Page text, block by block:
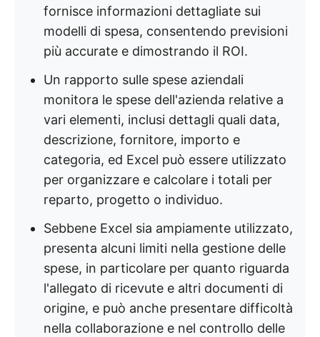
fornisce informazioni dettagliate sui
modelli di spesa, consentendo previsioni
più accurate e dimostrando il ROI.
Un rapporto sulle spese aziendali
monitora le spese dell'azienda relative a
vari elementi, inclusi dettagli quali data,
descrizione, fornitore, importo e
categoria, ed Excel può essere utilizzato
per organizzare e calcolare i totali per
reparto, progetto o individuo.
Sebbene Excel sia ampiamente utilizzato,
presenta alcuni limiti nella gestione delle
spese, in particolare per quanto riguarda
l'allegato di ricevute e altri documenti di
origine, e può anche presentare difficoltà
nella collaborazione e nel controllo delle